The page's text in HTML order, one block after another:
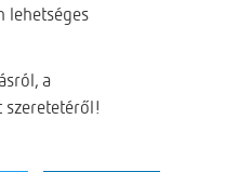
lehetséges
a
szeretetéről!